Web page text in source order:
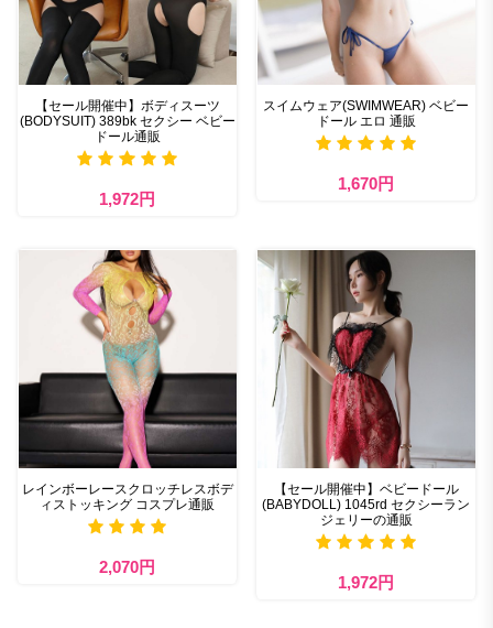
【セール開催中】ボディスーツ
(BODYSUIT) 389bk セクシー ベビー
ドール通販
1,972円
スイムウェア(SWIMWEAR) ベビー
ドール エロ 通販
1,670円
レインボーレースクロッチレスボデ
ィストッキング コスプレ通販
2,070円
【セール開催中】ベビードール
(BABYDOLL) 1045rd セクシーラン
ジェリーの通販
1,972円